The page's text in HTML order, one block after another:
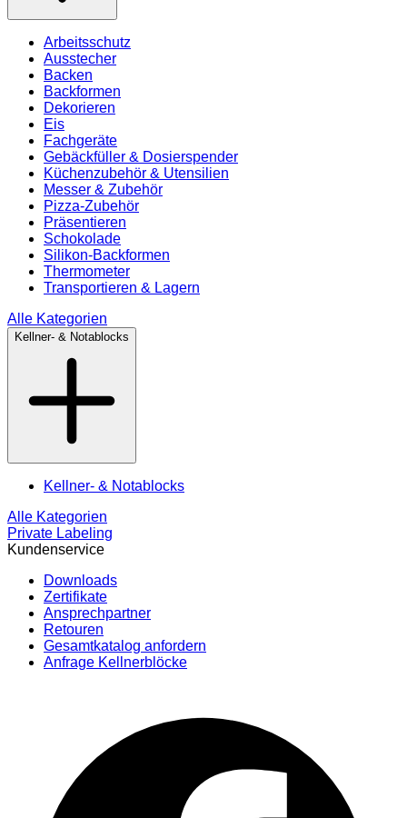
Arbeitsschutz
Ausstecher
Backen
Backformen
Dekorieren
Eis
Fachgeräte
Gebäckfüller & Dosierspender
Küchenzubehör & Utensilien
Messer & Zubehör
Pizza-Zubehör
Präsentieren
Schokolade
Silikon-Backformen
Thermometer
Transportieren & Lagern
Alle Kategorien
Kellner- & Notablocks
Kellner- & Notablocks
Alle Kategorien
Private Labeling
Kundenservice
Downloads
Zertifikate
Ansprechpartner
Retouren
Gesamtkatalog anfordern
Anfrage Kellnerblöcke